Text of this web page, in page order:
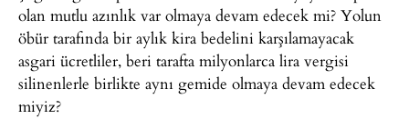
olan mutlu azınlık var olmaya devam edecek mi? Yolun
öbür tarafında bir aylık kira bedelini karşılamayacak
asgari ücretliler, beri tarafta milyonlarca lira vergisi
silinenlerle birlikte aynı gemide olmaya devam edecek
miyiz?